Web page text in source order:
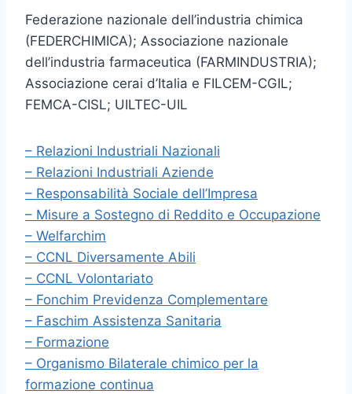
Federazione nazionale dell’industria chimica
(FEDERCHIMICA); Associazione nazionale
dell’industria farmaceutica (FARMINDUSTRIA);
Associazione cerai d’Italia e FILCEM-CGIL;
FEMCA-CISL; UILTEC-UIL
– Relazioni Industriali Nazionali
– Relazioni Industriali Aziende
– Responsabilità Sociale dell’Impresa
– Misure a Sostegno di Reddito e Occupazione
– Welfarchim
– CCNL Diversamente Abili
– CCNL Volontariato
– Fonchim Previdenza Complementare
– Faschim Assistenza Sanitaria
– Formazione
– Organismo Bilaterale chimico per la
formazione continua